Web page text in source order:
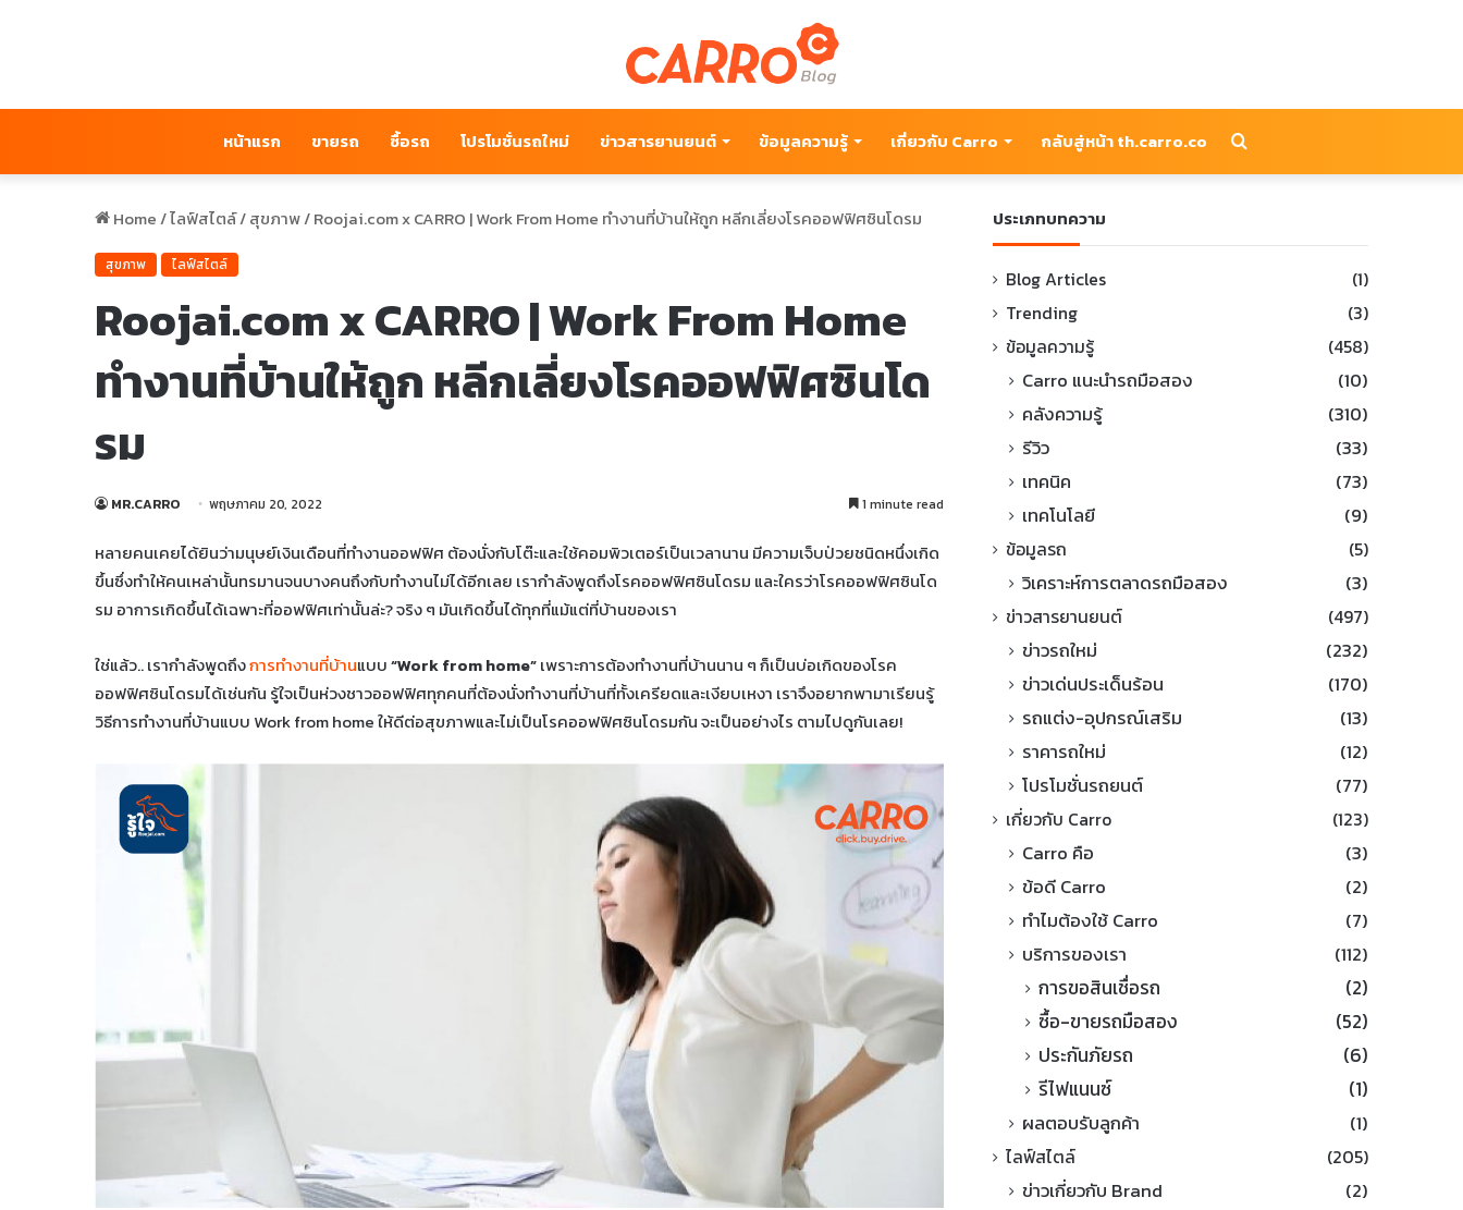
หน้าแรก ขายรถ ซื้อรถ โปรโมชั่นรถใหม่ ข่าวสารยานยนต์ ข้อมูลความรู้ เกี่ยวกับ Carro กลับสู่หน้า th.carro.co Search
Home/ไลฟ์สไตล์/สุขภาพ/Roojai.com x CARRO | Work From Home ทำงานที่บ้านให้ถูก หลีกเลี่ยงโรคออฟฟิศซินโดรม
สุขภาพ ไลฟ์สไตล์
Roojai.com x CARRO | Work From Home
ทำงานที่บ้านให้ถูก หลีกเลี่ยงโรคออฟฟิศซินโด
รม
MR.CARRO พฤษภาคม 20, 2022 1 minute read
หลายคนเคยได้ยินว่ามนุษย์เงินเดือนที่ทำงานออฟฟิศ ต้องนั่งกับโต๊ะและใช้คอมพิวเตอร์เป็นเวลานาน มีความเจ็บป่วยชนิดหนึ่งเกิด
ขึ้นซึ่งทำให้คนเหล่านั้นทรมานจนบางคนถึงกับทำงานไม่ได้อีกเลย เรากำลังพูดถึงโรคออฟฟิศซินโดรม และใครว่าโรคออฟฟิศซินโด
รม อาการเกิดขึ้นได้เฉพาะที่ออฟฟิศเท่านั้นล่ะ? จริง ๆ มันเกิดขึ้นได้ทุกที่แม้แต่ที่บ้านของเรา
ใช่แล้ว.. เรากำลังพูดถึงการทำงานที่บ้านแบบ“Work from home”เพราะการต้องทำงานที่บ้านนาน ๆ ก็เป็นบ่อเกิดของโรค
ออฟฟิศซินโดรมได้เช่นกัน รู้ใจเป็นห่วงชาวออฟฟิศทุกคนที่ต้องนั่งทำงานที่บ้านที่ทั้งเครียดและเงียบเหงา เราจึงอยากพามาเรียนรู้
วิธีการทำงานที่บ้านแบบ Work from home ให้ดีต่อสุขภาพและไม่เป็นโรคออฟฟิศซินโดรมกัน จะเป็นอย่างไร ตามไปดูกันเลย!
ประเภทบทความ
Blog Articles
(1)
Trending
(3)
ข้อมูลความรู้
(458)
Carro แนะนำรถมือสอง
(10)
คลังความรู้
(310)
รีวิว
(33)
เทคนิค
(73)
เทคโนโลยี
(9)
ข้อมูลรถ (5)
วิเคราะห์การตลาดรถมือสอง (3)
ข่าวสารยานยนต์ (497)
ข่าวรถใหม่
(232)
ข่าวเด่นประเด็นร้อน
(170)
รถแต่ง-อุปกรณ์เสริม
(13)
ราคารถใหม่
(12)
โปรโมชั่นรถยนต์
(77)
เกี่ยวกับ Carro (123)
Carro คือ
(3)
ข้อดี Carro
(2)
ทำไมต้องใช้ Carro
(7)
บริการของเรา
(112)
การขอสินเชื่อรถ
(2)
ซื้อ-ขายรถมือสอง
(52)
ประกันภัยรถ
(6)
รีไฟแนนซ์
(1)
ผลตอบรับลูกค้า (1)
ไลฟ์สไตล์ (205)
ข่าวเกี่ยวกับ Brand
(2)